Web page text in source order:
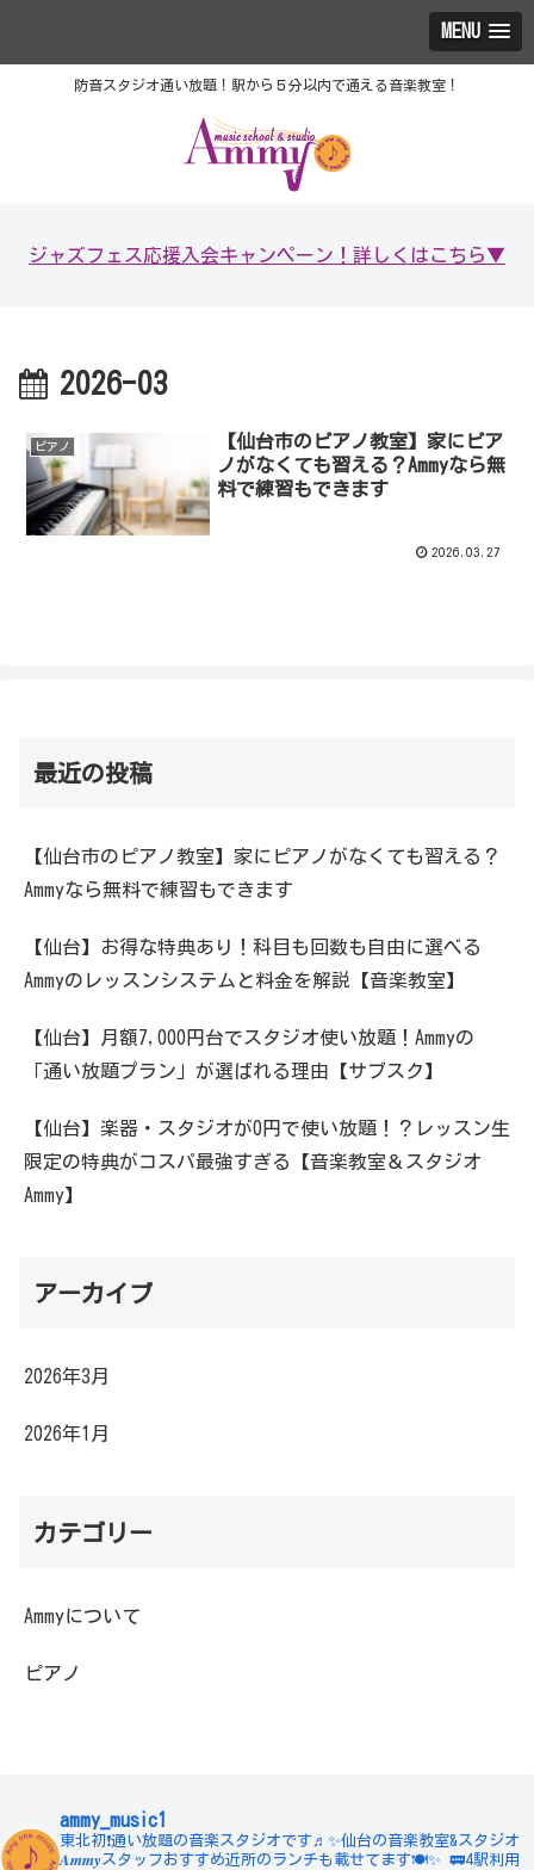
MENU
防音スタジオ通い放題！駅から５分以内で通える音楽教室！
ジャズフェス応援入会キャンペーン！詳しくはこちら▼
2026-03
ピアノ
【仙台市のピアノ教室】家にピア
ノがなくても習える？Ammyなら無
料で練習もできます
2026.03.27
最近の投稿
【仙台市のピアノ教室】家にピアノがなくても習える？
Ammyなら無料で練習もできます
【仙台】お得な特典あり！科目も回数も自由に選べる
Ammyのレッスンシステムと料金を解説【音楽教室】
【仙台】月額7,000円台でスタジオ使い放題！Ammyの
「通い放題プラン」が選ばれる理由【サブスク】
【仙台】楽器・スタジオが0円で使い放題！？レッスン生
限定の特典がコスパ最強すぎる【音楽教室＆スタジオ
Ammy】
アーカイブ
2026年3月
2026年1月
カテゴリー
Ammyについて
ピアノ
ammy_music1
東北初❗️通い放題の音楽スタジオです♬✨仙台の音楽教室&スタジオ
𝑨𝒎𝒎𝒚スタッフおすすめ近所のランチも載せてます🍽✨ 🚃4駅利用